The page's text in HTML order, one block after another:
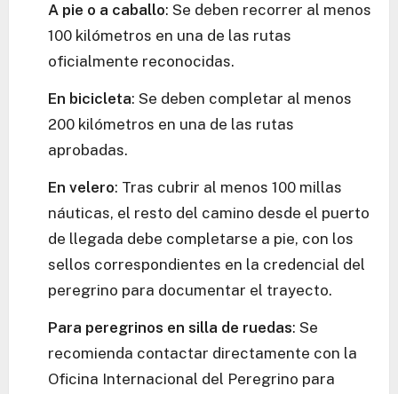
A pie o a caballo: Se deben recorrer al menos
100 kilómetros en una de las rutas
oficialmente reconocidas.
En bicicleta: Se deben completar al menos
200 kilómetros en una de las rutas
aprobadas.
En velero: Tras cubrir al menos 100 millas
náuticas, el resto del camino desde el puerto
de llegada debe completarse a pie, con los
sellos correspondientes en la credencial del
peregrino para documentar el trayecto.
Para peregrinos en silla de ruedas: Se
recomienda contactar directamente con la
Oficina Internacional del Peregrino para